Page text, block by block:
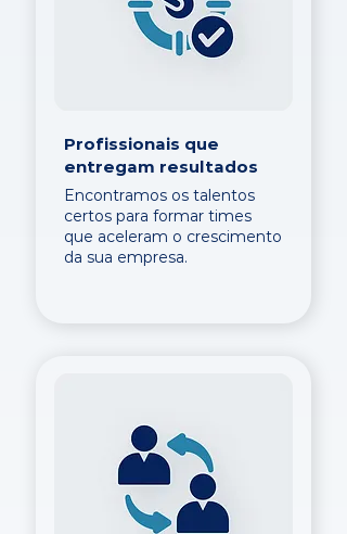
Profissionais que
entregam resultados
Encontramos os talentos
certos para formar times
que aceleram o crescimento
da sua empresa.